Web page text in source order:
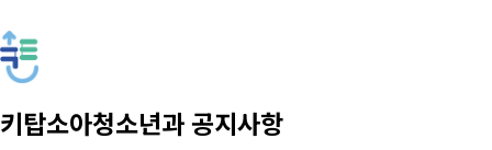
키탑소아청소년과 공지사항